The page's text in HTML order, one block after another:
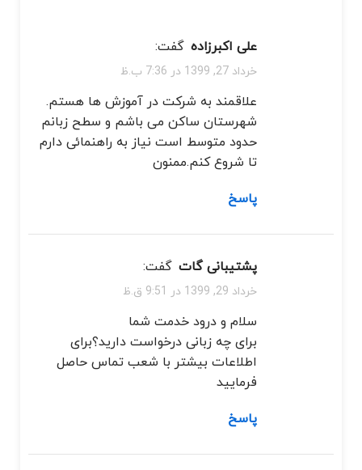
علی اکبرزاده گفت:
خرداد 27, 1399 در 7:36 ب.ظ
علاقمند به شرکت در آموزش ها هستم.
شهرستان ساکن می باشم و سطح زبانم
حدود متوسط است نیاز به راهنمائی دارم
تا شروع کنم.ممنون
پاسخ
پشتیبانی گات گفت:
خرداد 29, 1399 در 9:51 ق.ظ
سلام و درود خدمت شما
برای چه زبانی درخواست دارید؟برای
اطلاعات بیشتر با شعب تماس حاصل
فرمایید
پاسخ